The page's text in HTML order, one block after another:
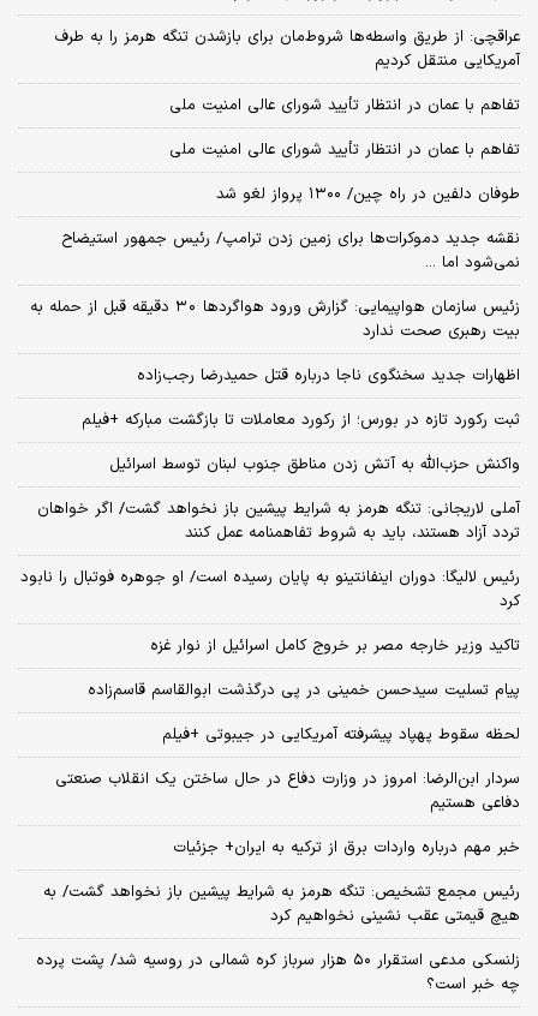
عراقچی: از طریق واسطه‌ها شروط‌مان برای بازشدن تنگه هرمز را به طرف
آمریکایی منتقل کردیم
تفاهم با عمان در انتظار تأیید شورای عالی امنیت ملی
تفاهم با عمان در انتظار تأیید شورای عالی امنیت ملی
طوفان دلفین در راه چین/ ۱۳۰۰ پرواز لغو شد
نقشه جدید دموکرات‌ها برای زمین زدن ترامپ/ رئیس جمهور استیضاح
نمی‌شود اما ...
زئیس سازمان هواپیمایی: گزارش ورود هواگردها ٣٠ دقیقه قبل از حمله به
بیت رهبری صحت ندارد
اظهارات جدید سخنگوی ناجا درباره قتل حمیدرضا رجب‌زاده
ثبت رکورد تازه در بورس؛ از رکورد معاملات تا بازگشت مبارکه +فیلم
واکنش حزب‌الله به آتش‌ زدن مناطق جنوب لبنان توسط اسرائیل
آملی لاریجانی: تنگه هرمز به شرایط پیشین باز نخواهد گشت/ اگر خواهان
تردد آزاد هستند، باید به شروط تفاهمنامه عمل کنند
رئیس لالیگا: دوران اینفانتینو به پایان رسیده است/ او جوهره فوتبال را نابود
کرد
تاکید وزیر خارجه مصر بر خروج کامل اسرائیل از نوار غزه
پیام تسلیت سیدحسن خمینی در پی درگذشت ابوالقاسم قاسم‌زاده
لحظه سقوط پهپاد پیشرفته آمریکایی در جیبوتی +فیلم
سردار ابن‌الرضا: امروز در وزارت دفاع در حال ساختن یک انقلاب صنعتی
دفاعی هستیم
خبر مهم درباره واردات برق از ترکیه به ایران+ جزئیات
رئیس مجمع تشخیص: تنگه هرمز به شرایط پیشین باز نخواهد گشت/ به
هیچ قیمتی عقب نشینی نخواهیم کرد
زلنسکی مدعی استقرار ۵۰ هزار سرباز کره‌ شمالی در روسیه شد/ پشت پرده
چه خبر است؟